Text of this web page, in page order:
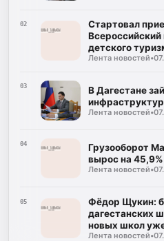
02
Стартовал
детского
Лента новостей•
03
В Дагестане
Лента новостей•
04
Грузооборот
вырос на 45,9%
Лента новостей•
05
Фёдор Щукин:
дагестанских
новых школ
Лента новостей•